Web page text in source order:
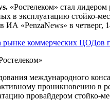
«Ростелеком» стал
в эксплуатацию стойко-
ИА «PenzaNews» в четверг,
международного
проникновению в
провайдером стойко-